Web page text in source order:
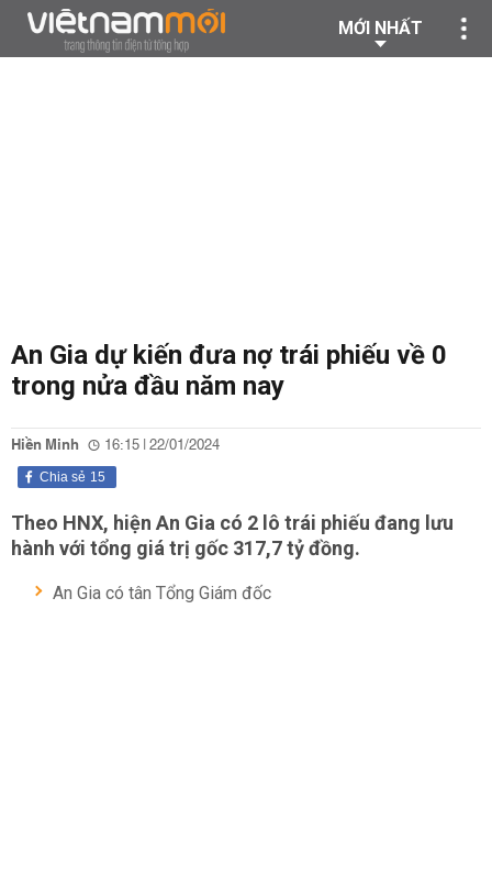
MỚI NHẤT
An Gia dự kiến đưa nợ trái phiếu về 0
trong nửa đầu năm nay
Hiền Minh 16:15 | 22/01/2024
15
Chia sẻ
Theo HNX, hiện An Gia có 2 lô trái phiếu đang lưu
hành với tổng giá trị gốc 317,7 tỷ đồng.
An Gia có tân Tổng Giám đốc